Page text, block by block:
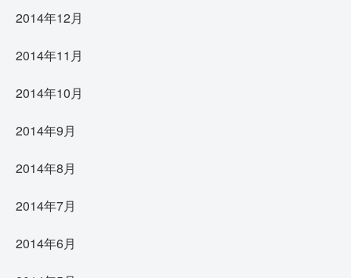
2014年12月
2014年11月
2014年10月
2014年9月
2014年8月
2014年7月
2014年6月